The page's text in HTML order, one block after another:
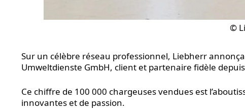
©
Sur un célèbre réseau professionnel, Liebherr
Umweltdienste GmbH, client et partenaire fidèle
Ce chiffre de 100 000 chargeuses vendues est
innovantes et de passion.